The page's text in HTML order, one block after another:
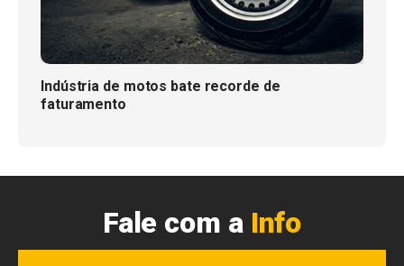
Indústria de motos bate recorde de
faturamento
Fale com a Info